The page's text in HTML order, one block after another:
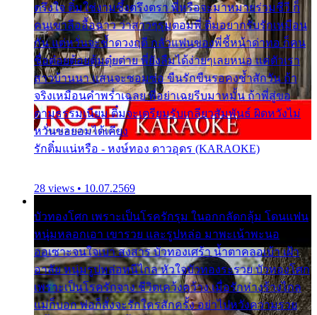
ตรึงใจ ติ๋มใช่งามซึ้งตรึงตรา พี่หรือจะมาหมายร่วมชีวี ก็
คนเขาลืออื้อฉาว ว่าสาวๆรุมตอมพี่ ติ๋มอยากรับรักเหมือน
กัน แต่หวั่นจะช้ำดวงฤดี กลัวแฟนของพี่ชี้หน้าด่าทอ ก็คน
ชื่อต๋อยต้อยตุ้มตุ๋ยต่าย พี่ยังลืมได้ง่ายๆเลยหนอ แค่ตัวเรา
สาวบ้านนา แสนจะซอมซ่อ ขืนรักขืนรอคงช้ำสักวัน ถ้า
จริงเหมือนคำพร่ำเฉลย พี่อย่าเฉยรีบมาหมั้น ถ้าพี่สู่ขอ
ตามธรรมเนียม ติ๋มจะเตรียมรับเกลียวสัมพันธ์ ผิดหวังไม่
หวั่นขอยอมได้เคียง
รักติ๋มแน่หรือ - หงษ์ทอง ดาวอุดร (KARAOKE)
28 views • 10.07.2569
บัวทองโศก เพราะเป็นโรครักรุม ในอกกลัดกลุ้ม โดนแฟน
หนุ่มหลอกเอา เขารวย และรูปหล่อ มาพะเน้าพะนอ
ออเซาะจนใจเบา สงสาร บัวทองเศร้า น้ำตาคลอเบ้า เฝ้า
อาลัย หนุ่มรูปหล่อหนีไกล หัวใจบัวทองระรวย บัวทองโศก
เพราะเป็นโรครักจาง ชีวิตเคว้งคว้าง เมื่อรักห่างร้างไกล
แม่ก็บอก พ่อก็สั่งจะรักใครสักครั้ง อย่าไปหวังความรวย